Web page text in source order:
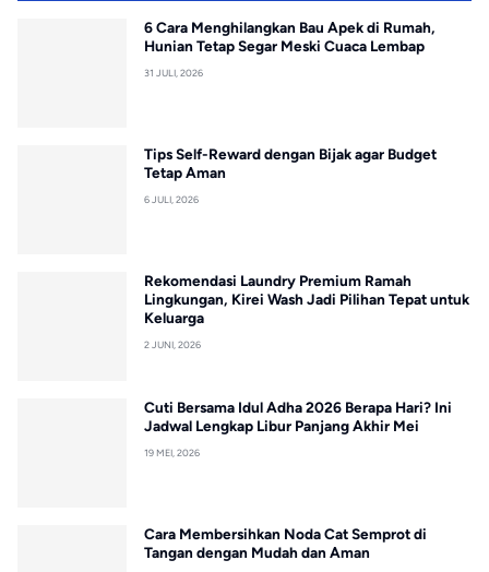
6 Cara Menghilangkan Bau Apek di Rumah,
Hunian Tetap Segar Meski Cuaca Lembap
31 JULI, 2026
Tips Self-Reward dengan Bijak agar Budget
Tetap Aman
6 JULI, 2026
Rekomendasi Laundry Premium Ramah
Lingkungan, Kirei Wash Jadi Pilihan Tepat untuk
Keluarga
2 JUNI, 2026
Cuti Bersama Idul Adha 2026 Berapa Hari? Ini
Jadwal Lengkap Libur Panjang Akhir Mei
19 MEI, 2026
Cara Membersihkan Noda Cat Semprot di
Tangan dengan Mudah dan Aman